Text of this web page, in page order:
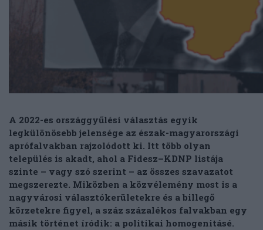
A 2022-es országgyűlési választás egyik
legkülönösebb jelensége az észak-magyarországi
aprófalvakban rajzolódott ki. Itt több olyan
település is akadt, ahol a Fidesz–KDNP listája
szinte – vagy szó szerint – az összes szavazatot
megszerezte. Miközben a közvélemény most is a
nagyvárosi választókerületekre és a billegő
körzetekre figyel, a száz százalékos falvakban egy
másik történet íródik: a politikai homogenitásé.